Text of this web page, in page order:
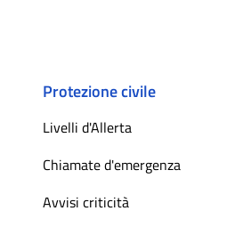
Protezione civile
Livelli d'Allerta
Chiamate d'emergenza
Avvisi criticità